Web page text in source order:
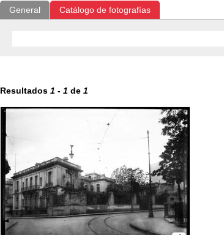
General Catálogo de fotografías
Resultados 1 - 1 de 1